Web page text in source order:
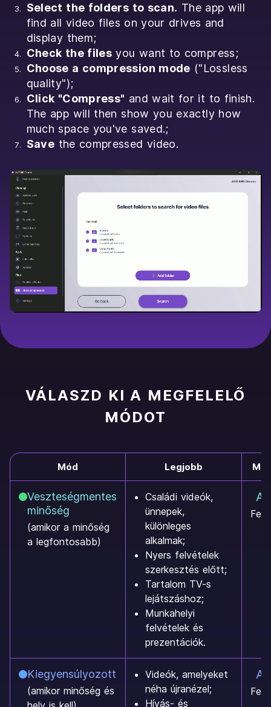
Select the folders to scan. The app will
find all video files on your drives and
display them;
Check the files you want to compress;
Choose a compression mode ("Lossless
quality");
Click "Compress" and wait for it to finish.
The app will then show you exactly how
much space you've saved.;
Save the compressed video.
VÁLASZD KI A MEGFELELŐ
MÓDOT
Mód Legjobb
Veszteségmentes
minőség
(amikor a minőség
a legfontosabb)
Családi videók,
ünnepek,
különleges
alkalmak;
Nyers felvételek
szerkesztés előtt;
Tartalom TV-s
lejátszáshoz;
Munkahelyi
felvételek és
prezentációk.
Kiegyensúlyozott
(amikor minőség és
Videók, amelyeket
néha újranézel;
Hívás- és